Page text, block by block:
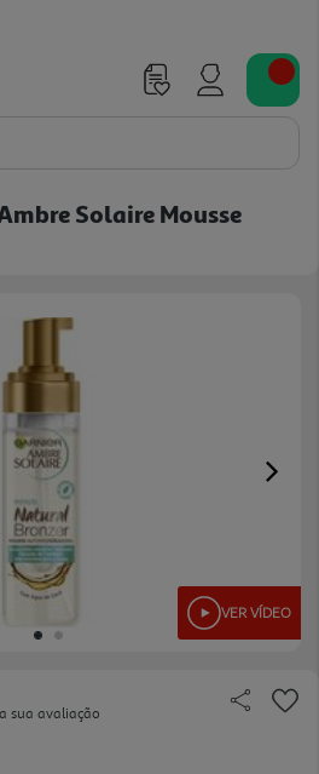
Solaire Mousse
VER VÍDEO
sua avaliação